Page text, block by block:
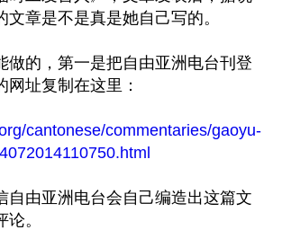
文章是不是真是她自己写的。
做的，第一是把自由亚洲电台刊登
网址复制在这里：
cantonese/commentaries/gaoyu-
自由亚洲电台会自己编造出这篇文
。